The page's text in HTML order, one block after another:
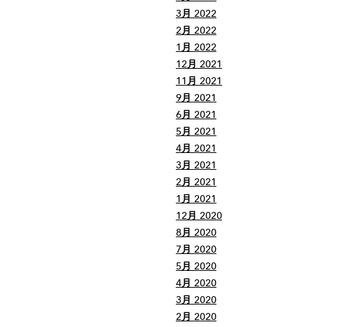
3月 2022
2月 2022
1月 2022
12月 2021
11月 2021
9月 2021
6月 2021
5月 2021
4月 2021
3月 2021
2月 2021
1月 2021
12月 2020
8月 2020
7月 2020
5月 2020
4月 2020
3月 2020
2月 2020